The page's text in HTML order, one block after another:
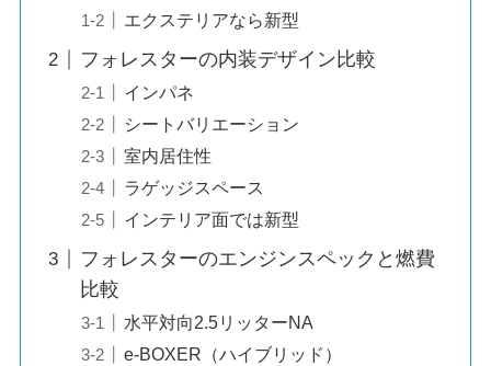
エクステリアなら新型
フォレスターの内装デザイン比較
インパネ
シートバリエーション
室内居住性
ラゲッジスペース
インテリア面では新型
フォレスターのエンジンスペックと燃費
比較
水平対向2.5リッターNA
e-BOXER（ハイブリッド）